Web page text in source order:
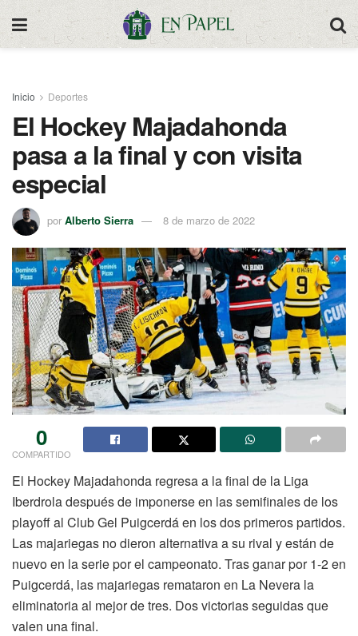
Inicio Deportes
El Hockey Majadahonda
pasa a la final y con visita
especial
por Alberto Sierra 8 de marzo de 2022
0
COMPARTIDO
El Hockey Majadahonda regresa a la final de la Liga
Iberdrola después de imponerse en las semifinales de los
playoff al Club Gel Puigcerdá en los dos primeros partidos.
Las majariegas no dieron alternativa a su rival y están de
nuevo en la serie por el campeonato. Tras ganar por 1-2 en
Puigcerdá, las majariegas remataron en La Nevera la
eliminatoria al mejor de tres. Dos victorias seguidas que
valen una final.